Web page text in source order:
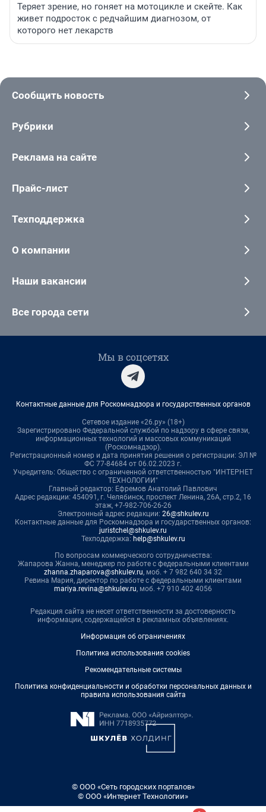
Теряет зрение, но гоняет на мотоцикле и скейте. Как
живет подросток с редчайшим диагнозом, от
которого нет лекарств
Сообщить новость
Рубрики
Реклама на сайте
Прайс-лист
Техподдержка
О компании
Наши вакансии
Все города сети
Мы в соцсетях
Контактные данные для Роскомнадзора и государственных органов
Сетевое издание «26.ру» (18+)
Зарегистрировано Федеральной службой по надзору в сфере связи,
информационных технологий и массовых коммуникаций
(Роскомнадзор).
Регистрационный номер и дата принятия решения о регистрации: ЭЛ №
ФС 77-84684 от 06.02.2023 г.
Учредитель: Общество с ограниченной ответственностью "ИНТЕРНЕТ
ТЕХНОЛОГИИ"
Главный редактор: Ефремов Анатолий Павлович
Адрес редакции: 454091, г. Челябинск, проспект Ленина, 26А, стр.2, 16
этаж, +7-982-706-26-26
Электронный адрес редакции: 26@shkulev.ru
Контактные данные для Роскомнадзора и государственных органов:
juristchel@shkulev.ru
Техподдержка: help@shkulev.ru
По вопросам коммерческого сотрудничества:
Жапарова Жанна, менеджер по работе с федеральными клиентами
zhanna.zhaparova@shkulev.ru, моб. + 7 982 640 34 32
Ревина Мария, директор по работе с федеральными клиентами
mariya.revina@shkulev.ru, моб. +7 910 402 4056
Редакция сайта не несет ответственности за достоверность
информации, содержащейся в рекламных объявлениях.
Информация об ограничениях
Политика использования cookies
Рекомендательные системы
Политика конфиденциальности и обработки персональных данных и
правила использования сайта
© ООО «Сеть городских порталов»
© ООО «Интернет Технологии»